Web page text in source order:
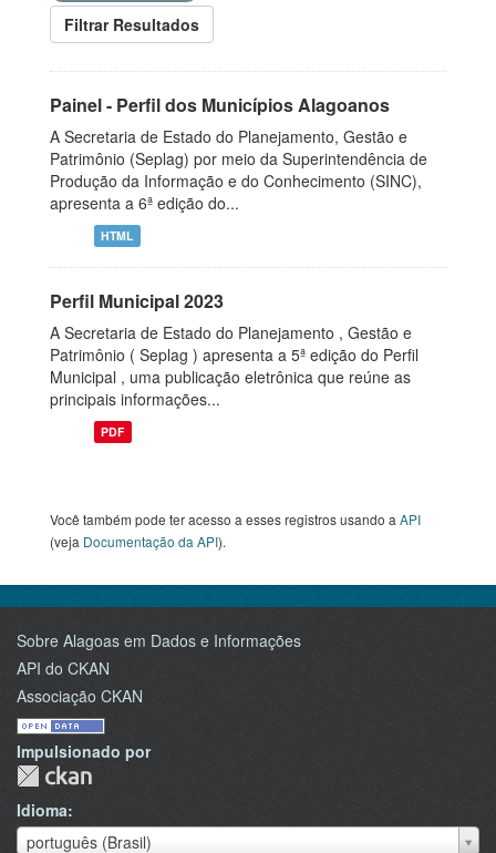
Filtrar Resultados
Painel - Perfil dos Municípios Alagoanos
A Secretaria de Estado do Planejamento, Gestão e
Patrimônio (Seplag) por meio da Superintendência de
Produção da Informação e do Conhecimento (SINC),
apresenta a 6ª edição do...
HTML
Perfil Municipal 2023
A Secretaria de Estado do Planejamento , Gestão e
Patrimônio ( Seplag ) apresenta a 5ª edição do Perfil
Municipal , uma publicação eletrônica que reúne as
principais informações...
PDF
Você também pode ter acesso a esses registros usando a API
(veja Documentação da API).
Sobre Alagoas em Dados e Informações
API do CKAN
Associação CKAN
Impulsionado por
Idioma
português (Brasil)
Idioma